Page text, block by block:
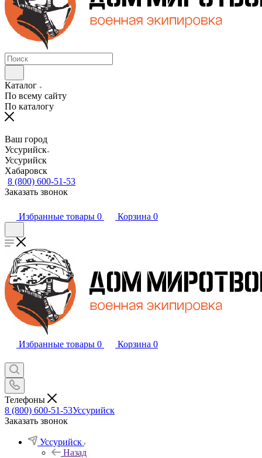
Каталог
По всему сайту
По каталогу
Ваш город
Уссурийск
Уссурийск
Хабаровск
8 (800) 600-51-53
Заказать звонок
Избранные товары 0 Корзина 0
Избранные товары 0 Корзина 0
Телефоны
8 (800) 600-51-53Уссурийск
Заказать звонок
Уссурийск
Назад